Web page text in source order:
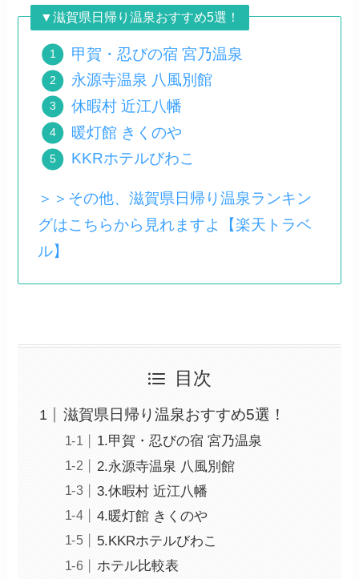
▼滋賀県日帰り温泉おすすめ5選！
甲賀・忍びの宿 宮乃温泉
永源寺温泉 八風別館
休暇村 近江八幡
暖灯館 きくのや
KKRホテルびわこ
＞＞その他、滋賀県日帰り温泉ランキン
グはこちらから見れますよ【楽天トラベ
ル】
目次
滋賀県日帰り温泉おすすめ5選！
1.甲賀・忍びの宿 宮乃温泉
2.永源寺温泉 八風別館
3.休暇村 近江八幡
4.暖灯館 きくのや
5.KKRホテルびわこ
ホテル比較表